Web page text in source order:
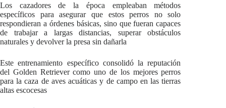
Los cazadores de la época empleaban métodos
específicos para asegurar que estos perros no solo
respondieran a órdenes básicas, sino que fueran capaces
de trabajar a largas distancias, superar obstáculos
naturales y devolver la presa sin dañarla
Este entrenamiento específico consolidó la reputación
del Golden Retriever como uno de los mejores perros
para la caza de aves acuáticas y de campo en las tierras
altas escocesas